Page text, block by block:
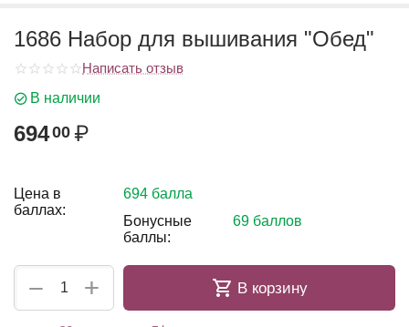
1686 Набор для вышивания "Обед"
Написать отзыв
В наличии
69400 ₽
Цена в
баллах:
694 балла
Бонусные
баллы:
69 баллов
+
− В корзину